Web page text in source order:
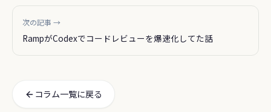
次の記事 →
RampがCodexでコードレビューを爆速化してた話
コラム一覧に戻る